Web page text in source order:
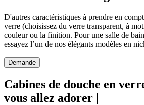
D'autres caractéristiques à prendre en
verre (choisissez du verre transparent, à
couleur ou la finition. Pour une salle de
essayez l’un de nos élégants modèles en
Demande
Cabines de douche en
vous allez adorer |